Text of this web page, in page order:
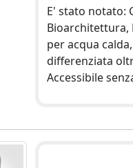
E' stato notato:
Bioarchitettura,
per acqua
differenziata
Accessibile